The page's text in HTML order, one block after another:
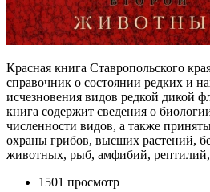
Красная книга Ставропольского
справочник о состоянии редких и
исчезновения видов редкой дикой
книга содержит сведения о
численности видов, а также
охраны грибов, высших растений,
животных, рыб, амфибий,
1501 просмотр